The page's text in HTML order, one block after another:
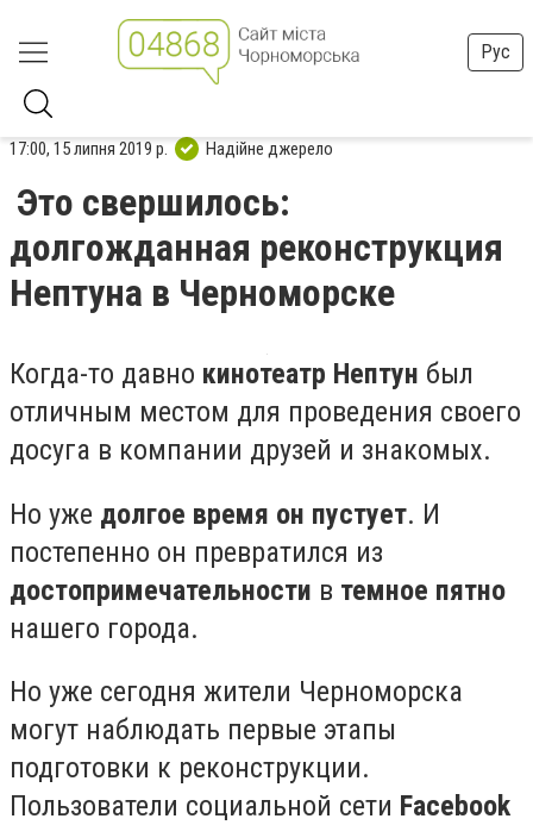
Рус
17:00, 15 липня 2019 р. Надійне джерело
Это свершилось:
долгожданная реконструкция
Нептуна в Черноморске
Когда-то давно кинотеатр Нептун был
отличным местом для проведения своего
досуга в компании друзей и знакомых.
Но уже долгое время он пустует. И
постепенно он превратился из
достопримечательности в темное пятно
нашего города.
Но уже сегодня жители Черноморска
могут наблюдать первые этапы
подготовки к реконструкции.
Пользователи социальной сети Facebook